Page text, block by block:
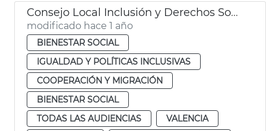
Consejo Local Inclusión y Derechos Sociales València
modificado hace 1 año
BIENESTAR SOCIAL
IGUALDAD Y POLÍTICAS INCLUSIVAS
COOPERACIÓN Y MIGRACIÓN
BIENESTAR SOCIAL
TODAS LAS AUDIENCIAS
VALENCIA